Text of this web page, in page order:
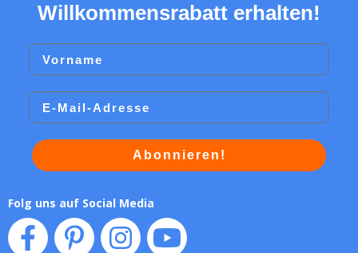
Willkommensrabatt erhalten!
Vorname
Email
Abonnieren!
Folg uns auf Social Media